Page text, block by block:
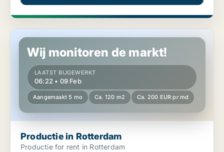
Productie in Rotterdam
Wij monitoren de markt!
LAATST BIJGEWERKT
06:22 • 09 Feb
Aangemaakt 5 mo Ca. 120 m2 Ca. 200 EUR pr md
Productie in Rotterdam
Productie for rent in Rotterdam